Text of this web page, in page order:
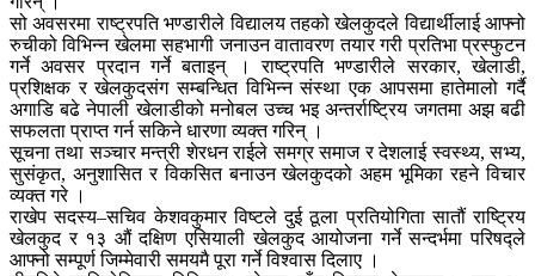
सो अवसरमा राष्ट्रपति भण्डारीले विद्यालय तहको खेलकुदले विद्यार्थीलाई आफ्नो
रुचीको विभिन्न खेलमा सहभागी जनाउन वातावरण तयार गरी प्रतिभा प्रस्फुटन
गर्ने अवसर प्रदान गर्ने बताइन् । राष्ट्रपति भण्डारीले सरकार, खेलाडी,
प्रशिक्षक र खेलकुदसंग सम्बन्धित विभिन्न संस्था एक आपसमा हातेमालो गर्दै
अगाडि बढे नेपाली खेलाडीको मनोबल उच्च भइ अन्तर्राष्ट्रिय जगतमा अझ बढी
सफलता प्राप्त गर्न सकिने धारणा व्यक्त गरिन् ।
सूचना तथा सञ्चार मन्त्री शेरधन राईले समग्र समाज र देशलाई स्वस्थ्य, सभ्य,
सुसंकृत, अनुशासित र विकसित बनाउन खेलकुदको अहम भूमिका रहने विचार
व्यक्त गरे ।
राखेप सदस्य–सचिव केशवकुमार विष्टले दुई ठूला प्रतियोगिता सातौं राष्ट्रिय
खेलकुद र १३ औं दक्षिण एसियाली खेलकुद आयोजना गर्ने सन्दर्भमा परिषद्ले
आफ्नो सम्पूर्ण जिम्मेवारी समयमै पूरा गर्ने विश्वास दिलाए ।